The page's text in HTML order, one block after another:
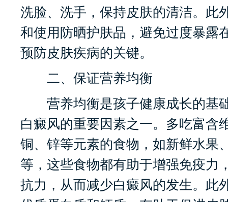
洗脸、洗手，保持皮肤的清洁。此
和使用防晒护肤品，避免过度暴露
预防皮肤疾病的关键。
二、保证营养均衡
营养均衡是孩子健康成长的基
白癜风的重要因素之一。多吃富含
铜、锌等元素的食物，如新鲜水果
等，这些食物都有助于增强免疫力
抗力，从而减少白癜风的发生。此